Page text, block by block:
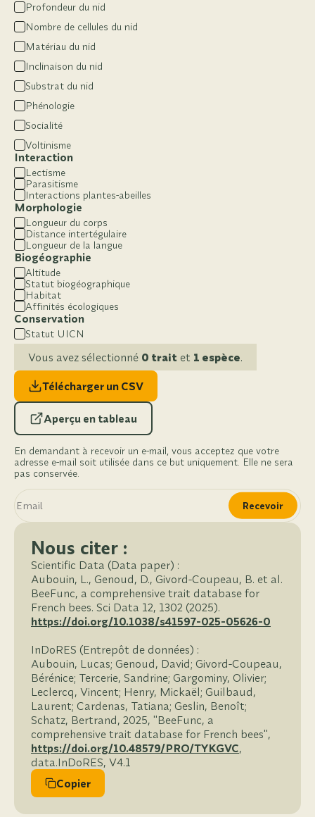
Profondeur du nid
Nombre de cellules du nid
Matériau du nid
Inclinaison du nid
Substrat du nid
Phénologie
Socialité
Voltinisme
Interaction
Lectisme
Parasitisme
Interactions plantes-abeilles
Morphologie
Longueur du corps
Distance intertégulaire
Longueur de la langue
Biogéographie
Altitude
Statut biogéographique
Habitat
Affinités écologiques
Conservation
Statut UICN
Vous avez sélectionné 0 trait et 1 espèce.
Télécharger un CSV
Aperçu en tableau
En demandant à recevoir un e-mail, vous acceptez que votre
adresse e-mail soit utilisée dans ce but uniquement. Elle ne sera
pas conservée.
Recevoir
Nous citer :
Scientific Data (Data paper) :
Aubouin, L., Genoud, D., Givord-Coupeau, B. et al.
BeeFunc, a comprehensive trait database for
French bees. Sci Data 12, 1302 (2025).
https://doi.org/10.1038/s41597-025-05626-0
InDoRES (Entrepôt de données) :
Aubouin, Lucas; Genoud, David; Givord-Coupeau,
Bérénice; Tercerie, Sandrine; Gargominy, Olivier;
Leclercq, Vincent; Henry, Mickaël; Guilbaud,
Laurent; Cardenas, Tatiana; Geslin, Benoît;
Schatz, Bertrand, 2025, "BeeFunc, a
comprehensive trait database for French bees",
https://doi.org/10.48579/PRO/TYKGVC,
data.InDoRES, V4.1
Copier